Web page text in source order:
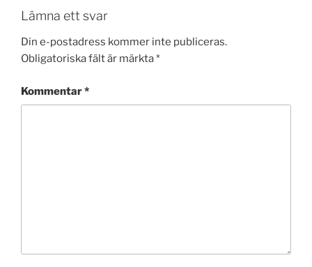
Lämna ett svar
Din e-postadress kommer inte publiceras.
Obligatoriska fält är märkta*
Kommentar*